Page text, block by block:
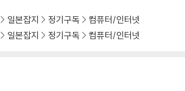
일본잡지 정기구독
컴퓨터/인터넷
일본잡지 정기구독 컴퓨터/인터넷